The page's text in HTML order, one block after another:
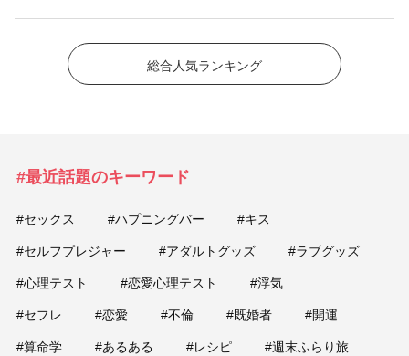
総合人気ランキング
#最近話題のキーワード
#セックス #ハプニングバー #キス
#セルフプレジャー #アダルトグッズ #ラブグッズ
#心理テスト #恋愛心理テスト #浮気
#セフレ #恋愛 #不倫 #既婚者 #開運
#算命学 #あるある #レシピ #週末ふらり旅